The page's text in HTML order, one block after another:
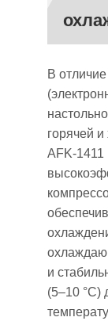
В
горячей
AFK‑1411
и
(5–10